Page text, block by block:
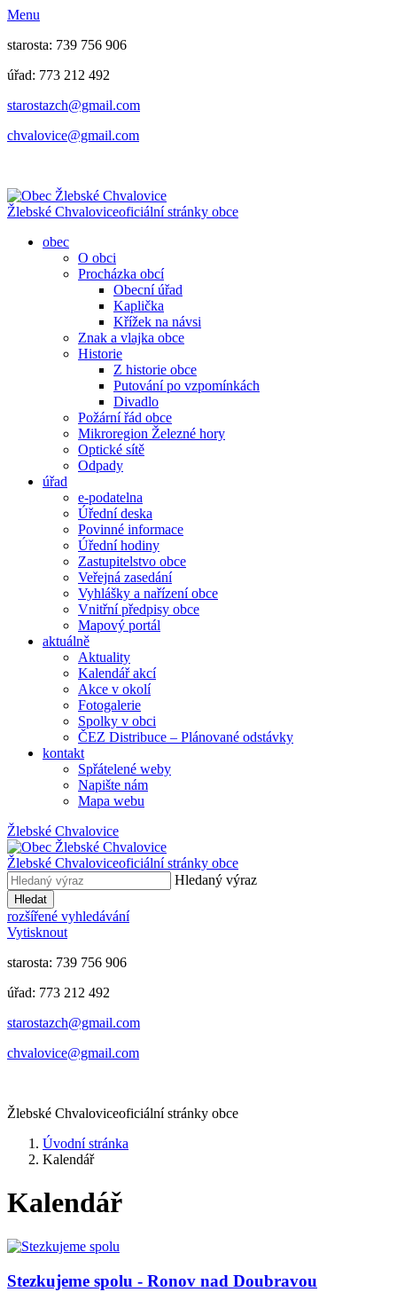
Menu
starosta: 739 756 906
úřad: 773 212 492
​​​​starostazch@gmail.com
​​​​chvalovice@gmail.com
Žlebské Chvaloviceoficiální stránky obce
obec
O obci
Procházka obcí
Obecní úřad
Kaplička
Křížek na návsi
Znak a vlajka obce
Historie
Z historie obce
Putování po vzpomínkách
Divadlo
Požární řád obce
Mikroregion Železné hory
Optické sítě
Odpady
úřad
e-podatelna
Úřední deska
Povinné informace
Úřední hodiny
Zastupitelstvo obce
Veřejná zasedání
Vyhlášky a nařízení obce
Vnitřní předpisy obce
Mapový portál
aktuálně
Aktuality
Kalendář akcí
Akce v okolí
Fotogalerie
Spolky v obci
ČEZ Distribuce – Plánované odstávky
kontakt
Spřátelené weby
Napište nám
Mapa webu
Žlebské Chvalovice
Žlebské Chvaloviceoficiální stránky obce
Hledaný výraz
Hledat
rozšířené vyhledávání
Vytisknout
starosta: 739 756 906
úřad: 773 212 492
​​​​starostazch@gmail.com
​​​​chvalovice@gmail.com
Žlebské Chvaloviceoficiální stránky obce
Úvodní stránka
Kalendář
Kalendář
Stezkujeme spolu - Ronov nad Doubravou